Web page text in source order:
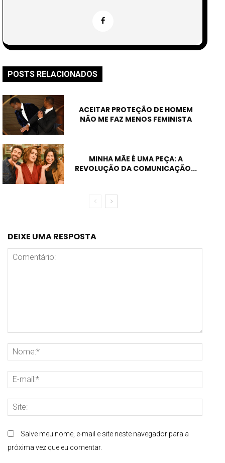
POSTS RELACIONADOS
ACEITAR PROTEÇÃO DE HOMEM
NÃO ME FAZ MENOS FEMINISTA
MINHA MÃE É UMA PEÇA: A
REVOLUÇÃO DA COMUNICAÇÃO...
DEIXE UMA RESPOSTA
Salve meu nome, e-mail e site neste navegador para a
próxima vez que eu comentar.